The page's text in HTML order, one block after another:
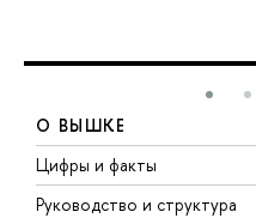
О ВЫШКЕ
Цифры и факты
Руководство и структура